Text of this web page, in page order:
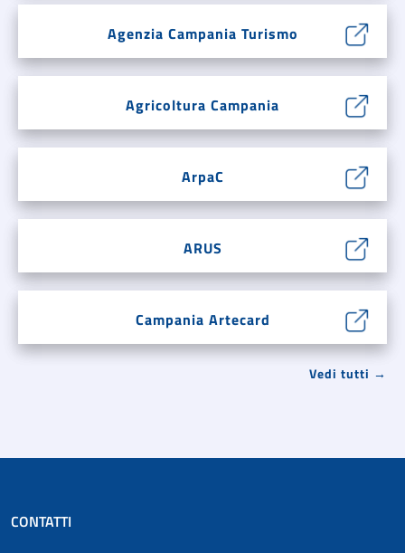
Agenzia Campania Turismo
Agricoltura Campania
ArpaC
ARUS
Campania Artecard
Vedi tutti →
CONTATTI